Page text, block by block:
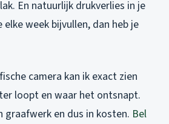
En natuurlijk drukverlies in je
week bijvullen, dan heb je
camera kan ik exact zien
loopt en waar het ontsnapt.
graafwerk en dus in kosten. Bel